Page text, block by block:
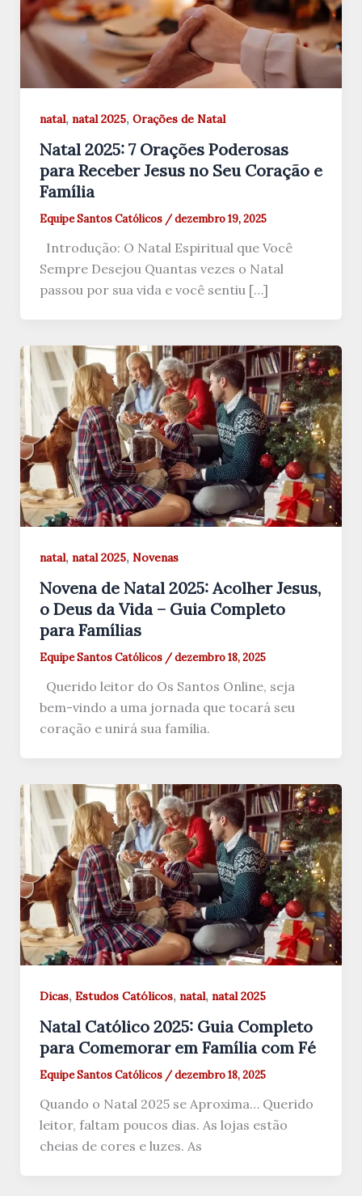
natal, natal 2025, Orações de Natal
Natal 2025: 7 Orações Poderosas
para Receber Jesus no Seu Coração e
Família
Equipe Santos Católicos /dezembro 19, 2025
Introdução: O Natal Espiritual que Você
Sempre Desejou Quantas vezes o Natal
passou por sua vida e você sentiu […]
natal, natal 2025, Novenas
Novena de Natal 2025: Acolher Jesus,
o Deus da Vida – Guia Completo
para Famílias
Equipe Santos Católicos /dezembro 18, 2025
Querido leitor do Os Santos Online, seja
bem-vindo a uma jornada que tocará seu
coração e unirá sua família.
Dicas, Estudos Católicos, natal, natal 2025
Natal Católico 2025: Guia Completo
para Comemorar em Família com Fé
Equipe Santos Católicos /dezembro 18, 2025
Quando o Natal 2025 se Aproxima… Querido
leitor, faltam poucos dias. As lojas estão
cheias de cores e luzes. As